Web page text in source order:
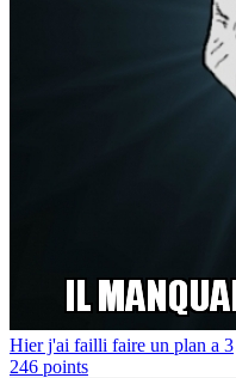
Hier j'ai failli faire un plan a 3
246 points